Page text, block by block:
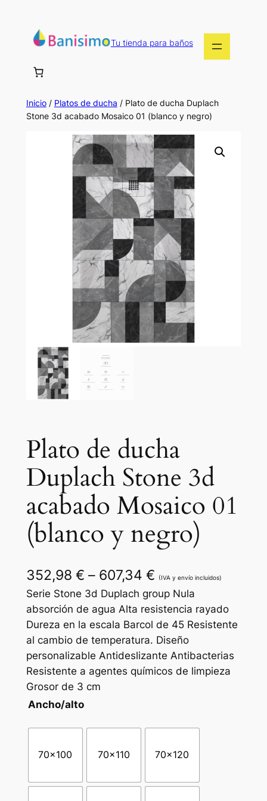
contenido
Tu tienda para baños
Inicio/ Platos de ducha / Plato de ducha Duplach
Stone 3d acabado Mosaico 01 (blanco y negro)
Plato de ducha
Duplach Stone 3d
acabado Mosaico 01
(blanco y negro)
352,98 € – 607,34 €R
a
n
g
o
d
e
c
(IVA y envío incluidos)
Serie Stone 3d Duplach group Nula
absorción de agua Alta resistencia rayado
Dureza en la escala Barcol de 45 Resistente
al cambio de temperatura. Diseño
personalizable Antideslizante Antibacterias
Resistente a agentes químicos de limpieza
Grosor de 3 cm
Ancho/alto
70×100 70×110 70×120